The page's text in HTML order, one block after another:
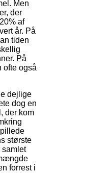
Men
der
af
år. På
tiden
På
ofte også
dejlige
dog en
der kom
største
samlet
forrest i